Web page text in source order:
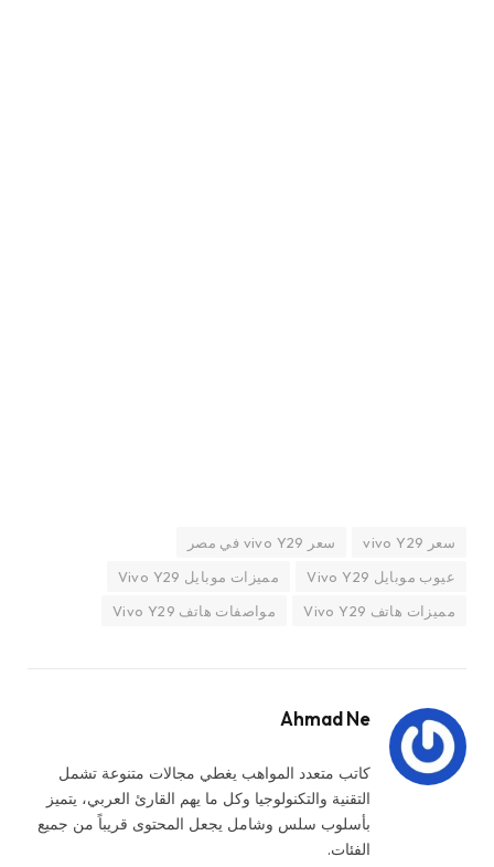
سعر vivo Y29
سعر vivo Y29 في مصر
عيوب موبايل Vivo Y29
مميزات موبايل Vivo Y29
مميزات هاتف Vivo Y29
مواصفات هاتف Vivo Y29
Ahmad Ne
كاتب متعدد المواهب يغطي مجالات متنوعة تشمل
التقنية والتكنولوجيا وكل ما يهم القارئ العربي، يتميز
بأسلوب سلس وشامل يجعل المحتوى قريباً من جميع
الفئات.